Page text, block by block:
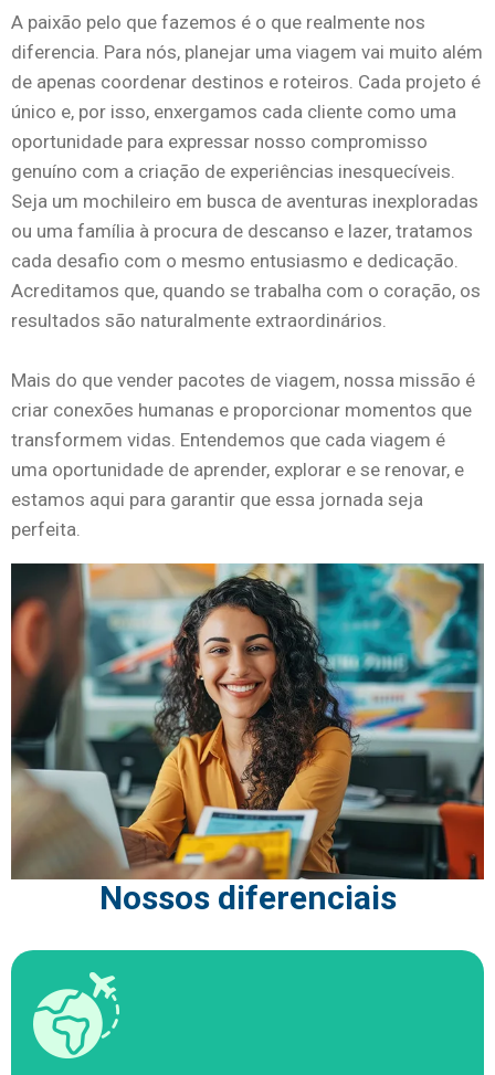
A paixão pelo que fazemos é o que realmente nos
diferencia. Para nós, planejar uma viagem vai muito além
de apenas coordenar destinos e roteiros. Cada projeto é
único e, por isso, enxergamos cada cliente como uma
oportunidade para expressar nosso compromisso
genuíno com a criação de experiências inesquecíveis.
Seja um mochileiro em busca de aventuras inexploradas
ou uma família à procura de descanso e lazer, tratamos
cada desafio com o mesmo entusiasmo e dedicação.
Acreditamos que, quando se trabalha com o coração, os
resultados são naturalmente extraordinários.
Mais do que vender pacotes de viagem, nossa missão é
criar conexões humanas e proporcionar momentos que
transformem vidas. Entendemos que cada viagem é
uma oportunidade de aprender, explorar e se renovar, e
estamos aqui para garantir que essa jornada seja
perfeita.
Nossos diferenciais